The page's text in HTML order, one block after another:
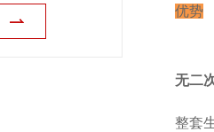
优势
无二
整套